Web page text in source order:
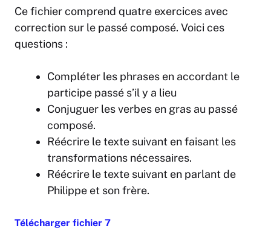
Ce fichier comprend quatre exercices avec
correction sur le passé composé. Voici ces
questions :
Compléter les phrases en accordant le
participe passé s’il y a lieu
Conjuguer les verbes en gras au passé
composé.
Réécrire le texte suivant en faisant les
transformations nécessaires.
Réécrire le texte suivant en parlant de
Philippe et son frère.
Télécharger fichier 7